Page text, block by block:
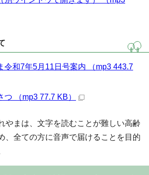
令和7年5月11日号案内 （mp3 443.7
（mp3 77.7 KB）
まは、文字を読むことが難しい高齢
、全ての方に音声で届けることを目的